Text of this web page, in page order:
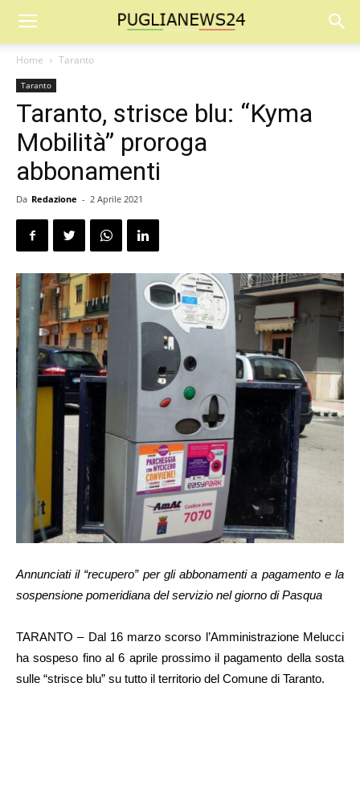
Home Taranto
Taranto
Taranto, strisce blu: “Kyma
Mobilità” proroga
abbonamenti
Da Redazione - 2 Aprile 2021
Annunciati il “recupero” per gli abbonamenti a pagamento e la
sospensione pomeridiana del servizio nel giorno di Pasqua
TARANTO – Dal 16 marzo scorso l’Amministrazione Melucci
ha sospeso fino al 6 aprile prossimo il pagamento della sosta
sulle “strisce blu” su tutto il territorio del Comune di Taranto.